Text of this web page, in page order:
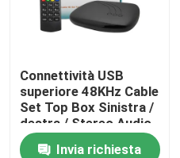
Connettività USB
superiore 48KHz Cable
Set Top Box Sinistra /
destra / Stereo Audio
Mode
Invia richiesta